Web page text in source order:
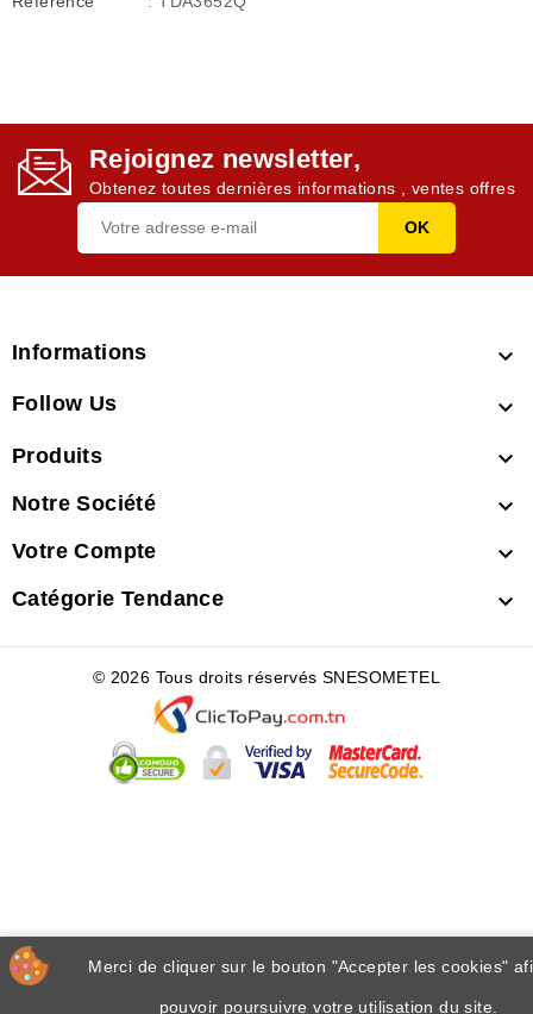
Rejoignez newsletter,
Obtenez toutes dernières informations , ventes offres
Informations 
Follow Us 
Produits 
Notre Société 
Votre Compte 
Catégorie Tendance 
Merci de cliquer sur le bouton "Accepter les cookies"
pouvoir poursuivre votre utilisation du site.
© 2026 Tous droits réservés SNESOMETEL